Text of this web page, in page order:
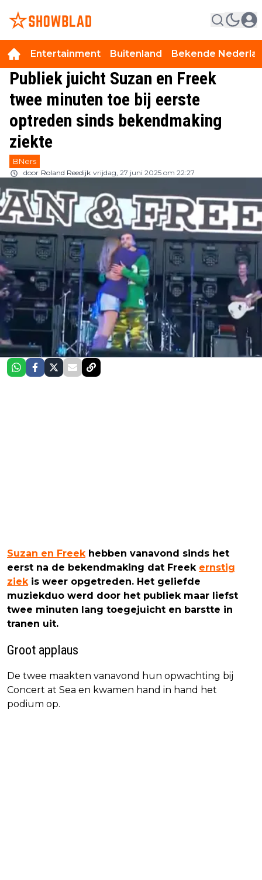
Entertainment Buitenland Bekende
Publiek juicht Suzan en Freek
twee minuten toe bij eerste
optreden sinds bekendmaking
ziekte
BNers
door Roland Reedijk vrijdag, 27 juni 2025 om 22:27
Suzan en Freekhebben vanavond sinds het
eerst na de bekendmaking dat Freek ernstig
ziekis weer opgetreden. Het geliefde
muziekduo werd door het publiek maar liefst
twee minuten lang toegejuicht en barstte in
tranen uit.
Groot applaus
De twee maakten vanavond hun opwachting bij
Concert at Sea en kwamen hand in hand het
podium op.